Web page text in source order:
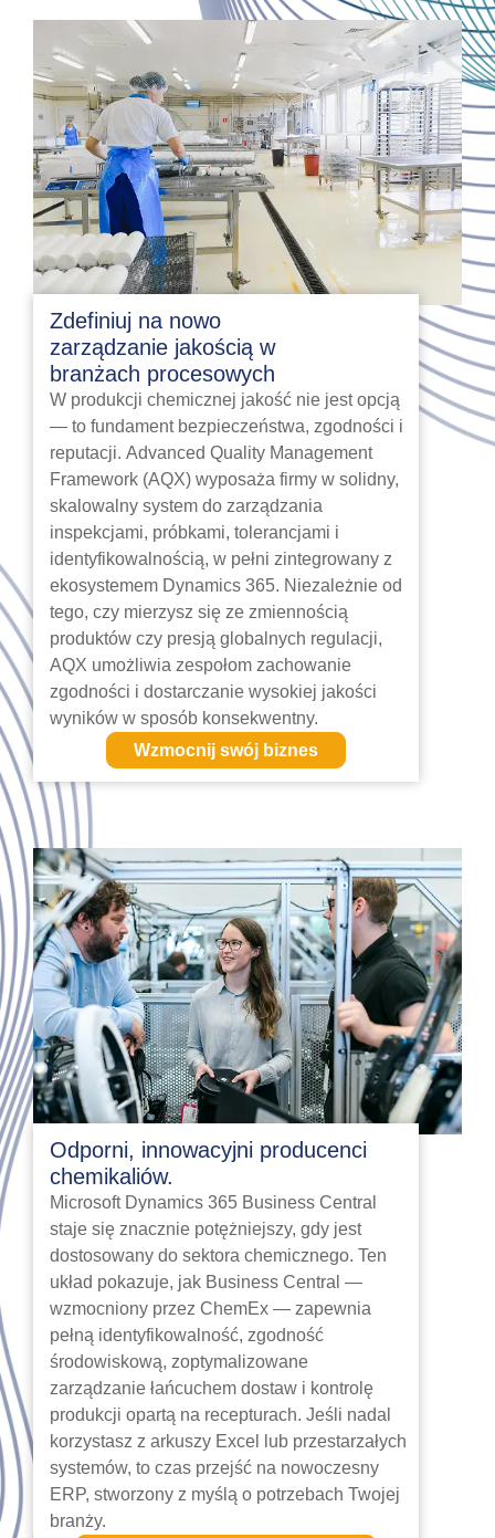
Zdefiniuj na nowo
zarządzanie jakością w
branżach procesowych
W produkcji chemicznej jakość nie jest opcją
— to fundament bezpieczeństwa, zgodności i
reputacji. Advanced Quality Management
Framework (AQX) wyposaża firmy w solidny,
skalowalny system do zarządzania
inspekcjami, próbkami, tolerancjami i
identyfikowalnością, w pełni zintegrowany z
ekosystemem Dynamics 365. Niezależnie od
tego, czy mierzysz się ze zmiennością
produktów czy presją globalnych regulacji,
AQX umożliwia zespołom zachowanie
zgodności i dostarczanie wysokiej jakości
wyników w sposób konsekwentny.
Wzmocnij swój biznes
Odporni, innowacyjni producenci
chemikaliów.
Microsoft Dynamics 365 Business Central
staje się znacznie potężniejszy, gdy jest
dostosowany do sektora chemicznego. Ten
układ pokazuje, jak Business Central —
wzmocniony przez ChemEx — zapewnia
pełną identyfikowalność, zgodność
środowiskową, zoptymalizowane
zarządzanie łańcuchem dostaw i kontrolę
produkcji opartą na recepturach. Jeśli nadal
korzystasz z arkuszy Excel lub przestarzałych
systemów, to czas przejść na nowoczesny
ERP, stworzony z myślą o potrzebach Twojej
branży.